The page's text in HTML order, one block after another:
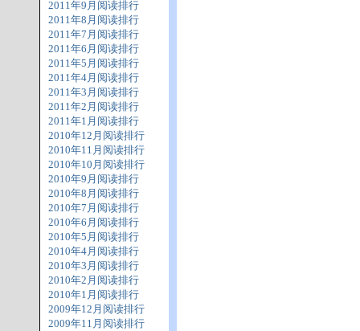
2011年9月阅读排行
2011年8月阅读排行
2011年7月阅读排行
2011年6月阅读排行
2011年5月阅读排行
2011年4月阅读排行
2011年3月阅读排行
2011年2月阅读排行
2011年1月阅读排行
2010年12月阅读排行
2010年11月阅读排行
2010年10月阅读排行
2010年9月阅读排行
2010年8月阅读排行
2010年7月阅读排行
2010年6月阅读排行
2010年5月阅读排行
2010年4月阅读排行
2010年3月阅读排行
2010年2月阅读排行
2010年1月阅读排行
2009年12月阅读排行
2009年11月阅读排行